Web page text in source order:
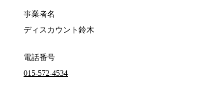
事業者名
ディスカウント鈴木
電話番号
015-572-4534